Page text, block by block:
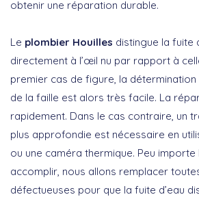
obtenir une réparation durable.
Le plombier Houilles distingue la fuite
directement à l’œil nu par rapport à
premier cas de figure, la détermination
de la faille est alors très facile. La
rapidement. Dans le cas contraire, un
plus approfondie est nécessaire en
ou une caméra thermique. Peu importe
accomplir, nous allons remplacer
défectueuses pour que la fuite d’eau